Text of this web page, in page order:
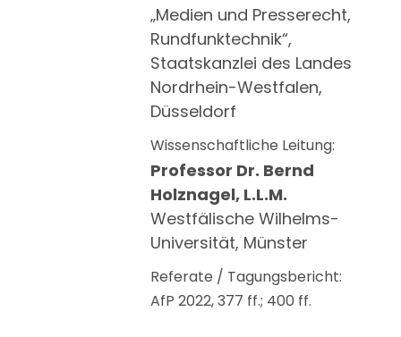
„Medien und Presserecht,
Rundfunktechnik“,
Staatskanzlei des Landes
Nordrhein-Westfalen,
Düsseldorf
Wissenschaftliche Leitung:
Professor Dr. Bernd
Holznagel, L.L.M.
Westfälische Wilhelms-
Universität, Münster
Referate / Tagungsbericht:
AfP 2022, 377 ff.; 400 ff.